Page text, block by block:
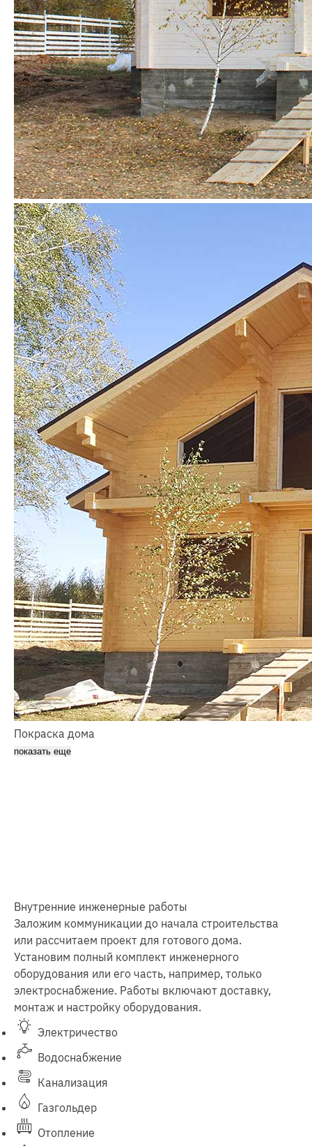
Покраска дома
показать еще
Внутренние инженерные работы
Заложим коммуникации до начала строительства
или рассчитаем проект для готового дома.
Установим полный комплект инженерного
оборудования или его часть, например, только
электроснабжение. Работы включают доставку,
монтаж и настройку оборудования.
Электричество
Водоснабжение
Канализация
Газгольдер
Отопление